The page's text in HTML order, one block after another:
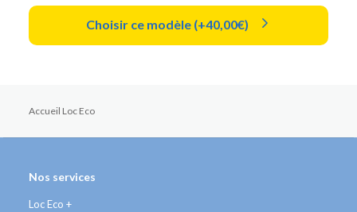
Choisir ce modèle (+40,00€)
Accueil Loc Eco
Nos services
Loc Eco +